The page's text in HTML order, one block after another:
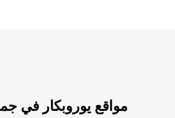
مواقع يوروبكار في